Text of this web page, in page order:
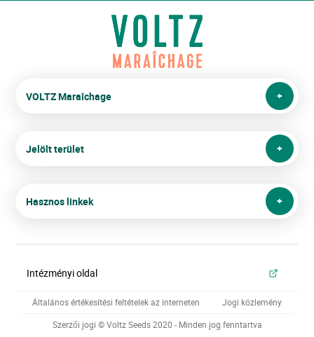
VOLTZ Maraîchage
Jelölt terület
Hasznos linkek
Intézményi oldal
Szerzői jogi © Voltz Seeds 2020 - Minden jog fenntartva
Általános értékesítési feltételek az interneten Jogi közlemény